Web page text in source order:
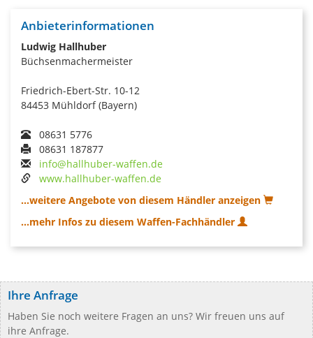
Anbieterinformationen
Ludwig Hallhuber
Büchsenmachermeister
Friedrich-Ebert-Str. 10-12
84453 Mühldorf (Bayern)
08631 5776
08631 187877
info@hallhuber-waffen.de
www.hallhuber-waffen.de
...weitere Angebote von diesem Händler anzeigen
...mehr Infos zu diesem Waffen-Fachhändler
Ihre Anfrage
Haben Sie noch weitere Fragen an uns? Wir freuen uns auf
ihre Anfrage.